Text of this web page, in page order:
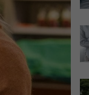
Na
snímke